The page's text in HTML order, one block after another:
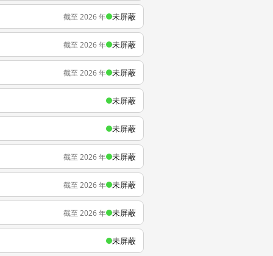
截至 2026 年 未屏蔽
截至 2026 年 未屏蔽
截至 2026 年 未屏蔽
未屏蔽
未屏蔽
截至 2026 年 未屏蔽
截至 2026 年 未屏蔽
截至 2026 年 未屏蔽
未屏蔽